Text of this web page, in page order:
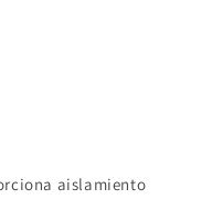
aislamiento